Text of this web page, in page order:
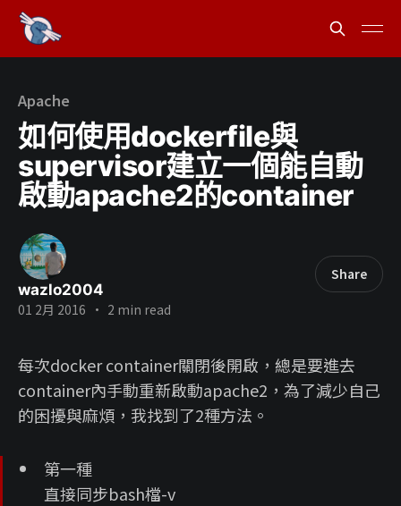
Apache
如何使用dockerfile與
supervisor建立一個能自動
啟動apache2的container
wazlo2004
01 2月 2016 • 2 min read
Share
每次docker container關閉後開啟，總是要進去
container內手動重新啟動apache2，為了減少自己
的困擾與麻煩，我找到了2種方法。
第一種
直接同步bash檔-v